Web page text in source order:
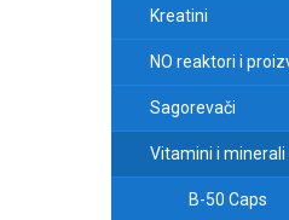
Kreatini
NO reaktori i
Sagorevači
Vitamini i minerali
B-50 Caps